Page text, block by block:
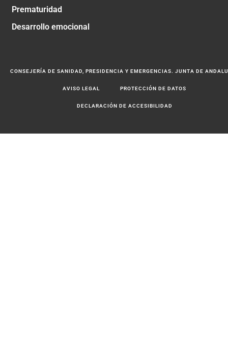
Prematuridad
Desarrollo emocional
CONSEJERÍA DE SANIDAD, PRESIDENCIA Y EMERGENCIAS. JUNTA DE
AVISO LEGAL PROTECCIÓN DE DATOS
DECLARACIÓN DE ACCESIBILIDAD